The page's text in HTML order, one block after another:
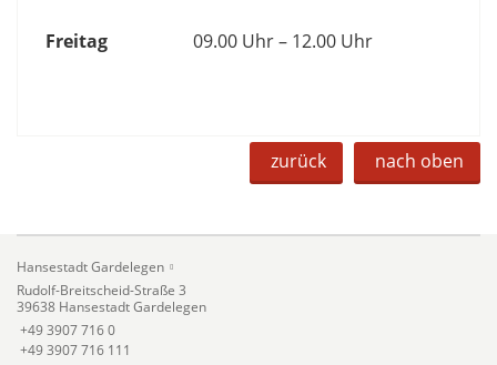
Freitag 09.00 Uhr – 12.00 Uhr
zurück nach oben
Hansestadt Gardelegen
Rudolf-Breitscheid-Straße 3
39638 Hansestadt Gardelegen
+49 3907 716 0
+49 3907 716 111